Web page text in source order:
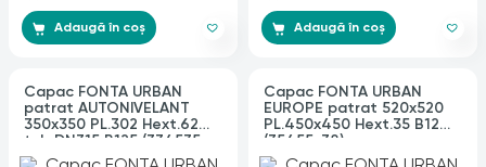
Adaugă în coș Adaugă în coș
Capac FONTA URBAN
patrat AUTONIVELANT
350x350 PL.302 Hext.62
tub DN315 B125 (334535-
3)
Capac FONTA URBAN
EUROPE patrat 520x520
PL.450x450 Hext.35 B125
(35455-38)